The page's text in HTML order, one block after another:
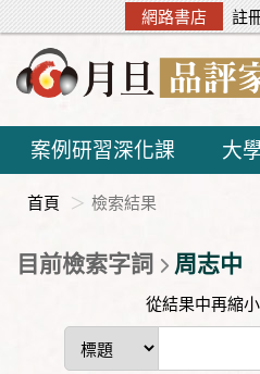
網路書店 註
案例研習深化課 大
首頁 檢索結果
目前檢索字詞 周志中
從結果中再縮